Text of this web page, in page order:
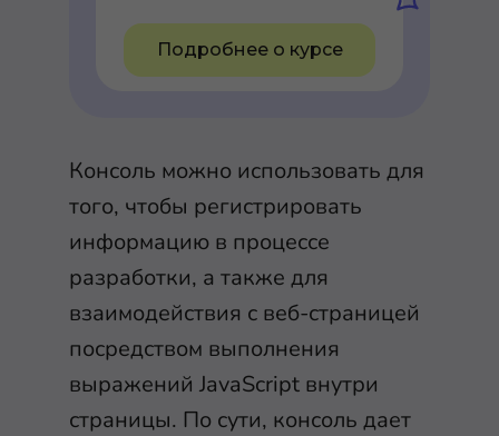
Подробнее о курсе
Консоль можно использовать для
того, чтобы регистрировать
информацию в процессе
разработки, а также для
взаимодействия с веб-страницей
посредством выполнения
выражений JavaScript внутри
страницы. По сути, консоль дает